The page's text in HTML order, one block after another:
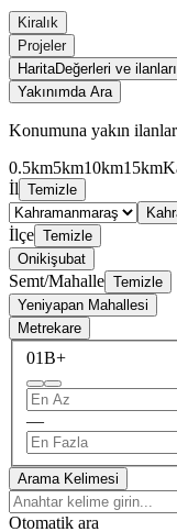
Kiralık
Projeler
HaritaDeğerleri ve
Yakınımda Ara
Konumuna yakın
0.5km5km10km15km
İl Temizle
İlçe Temizle
Onikişubat
Semt/Mahalle Temizle
Yeniyapan Mahallesi
Metrekare
01B+
—
Arama Kelimesi
Otomatik ara